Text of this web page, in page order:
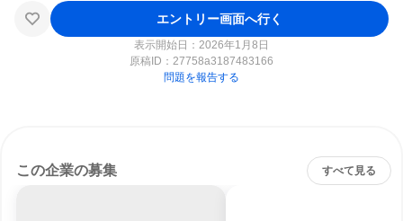
エントリー画面へ行く
表示開始日：2026年1月8日
原稿ID： 27758a3187483166
問題を報告する
この企業の募集 すべて見る